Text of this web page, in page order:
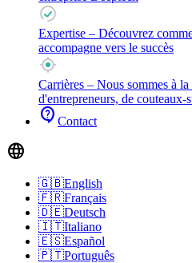
Expertise – Découvrez
accompagne vers le succès
Carrières – Nous sommes à
d'entrepreneurs, de couteaux-
contact_support Contact
language
🇬🇧English
🇫🇷Français
🇩🇪Deutsch
🇮🇹Italiano
🇪🇸Español
🇵🇹Português